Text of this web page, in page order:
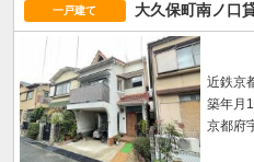
一戸建て 大久保町南ノ口
近鉄京
築年月
京都府